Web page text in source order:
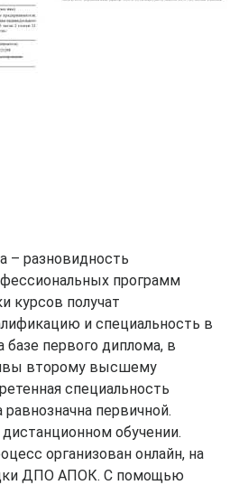
– разновидность
программ
курсов получат
и специальность в
первого диплома, в
второму высшему
специальность
первичной.
обучении.
организован онлайн, на
ДПО АПОК. С помощью